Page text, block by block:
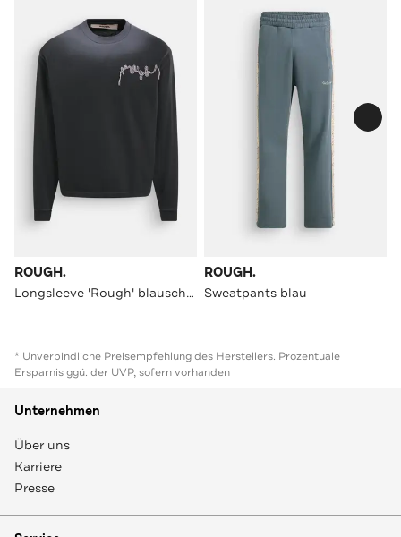
ROUGH.
Longsleeve 'Rough' blauschwarz
ROUGH.
Sweatpants blau
* Unverbindliche Preisempfehlung des Herstellers. Prozentuale
Ersparnis ggü. der UVP, sofern vorhanden
Unternehmen
Über uns
Karriere
Presse